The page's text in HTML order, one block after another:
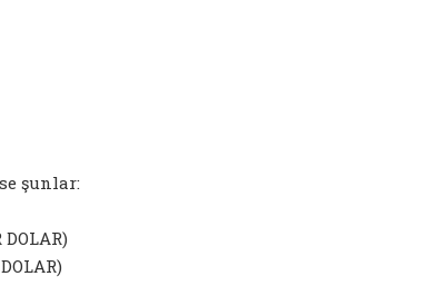
şunlar: